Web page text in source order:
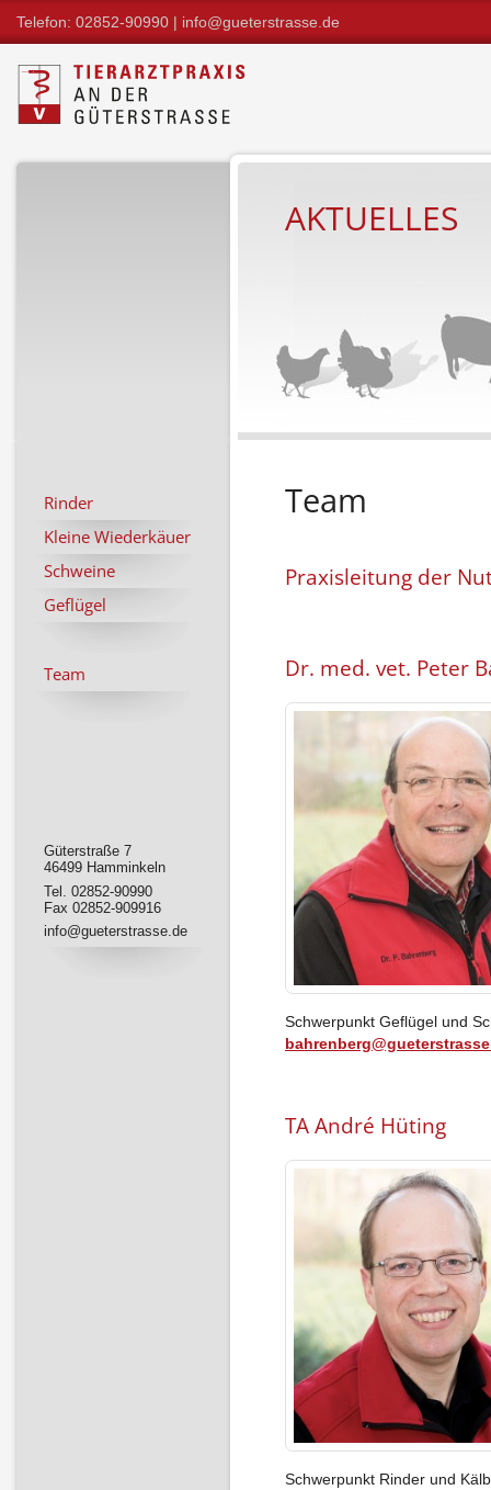
Telefon: 02852-90990 | info@gueterstrasse.de
AKTUELLES
Rinder
Kleine Wiederkäuer
Schweine
Geflügel
Team
Güterstraße 7
46499 Hamminkeln
Tel. 02852-90990
Fax 02852-909916
info@gueterstrasse.de
Team
Praxisleitung der
Dr. med. vet. Peter
Schwerpunkt Geflügel und
TA André Hüting
Schwerpunkt Rinder und